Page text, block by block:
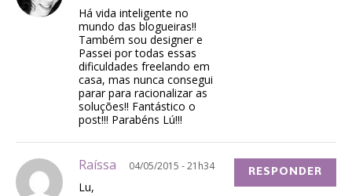
Há vida inteligente no
mundo das blogueiras!!
Também sou designer e
Passei por todas essas
dificuldades freelando em
casa, mas nunca consegui
parar para racionalizar as
soluções!! Fantástico o
post!!! Parabéns Lú!!!
Raíssa 04/05/2015 - 21h34
Lu,
RESPONDER